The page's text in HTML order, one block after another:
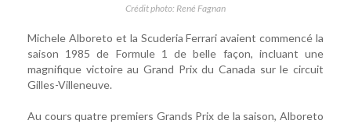
Crédit photo: René Fagnan
Michele Alboreto et la Scuderia Ferrari avaient commencé la
saison 1985 de Formule 1 de belle façon, incluant une
magnifique victoire au Grand Prix du Canada sur le circuit
Gilles-Villeneuve.
Au cours quatre premiers Grands Prix de la saison, Alboreto